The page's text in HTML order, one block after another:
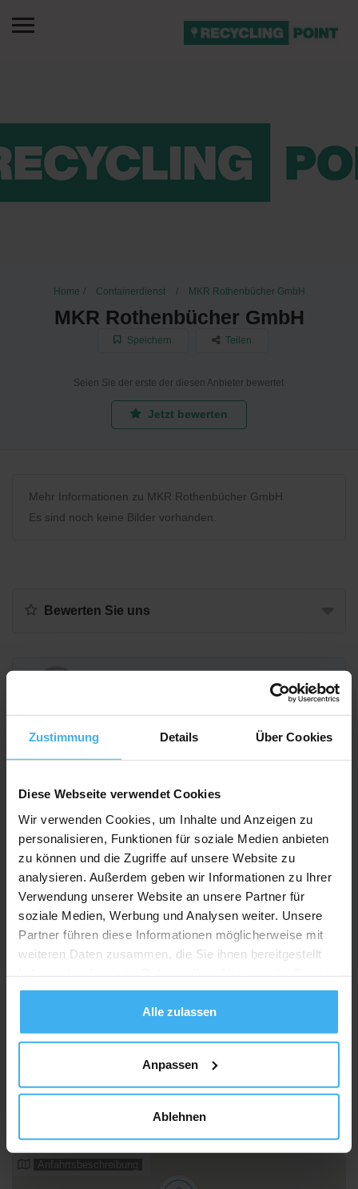
Zustimmung Details Über Cookies
Diese Webseite verwendet Cookies
Wir verwenden Cookies, um Inhalte und Anzeigen zu
personalisieren, Funktionen für soziale Medien anbieten
zu können und die Zugriffe auf unsere Website zu
analysieren. Außerdem geben wir Informationen zu Ihrer
Verwendung unserer Website an unsere Partner für
soziale Medien, Werbung und Analysen weiter. Unsere
Partner führen diese Informationen möglicherweise mit
weiteren Daten zusammen, die Sie ihnen bereitgestellt
gesammelt haben.
Alle zulassen
Anpassen
Ablehnen
Home Containerdienst MKR Rothenbücher GmbH
MKR Rothenbücher GmbH
Speichern Teilen
Seien Sie der erste der diesen Anbieter bewertet
Jetzt bewerten
Mehr Informationen zu MKR Rothenbücher GmbH
Es sind noch keine Bilder vorhanden.
Bewerten Sie uns
Anfahrtsbeschreibung